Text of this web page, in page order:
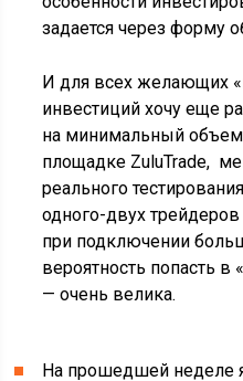
задается через форму
И для всех желающих
инвестиций хочу еще
на минимальный объем
площадке ZuluTrade,
реального
одного-двух
при подключении
вероятность попасть в
— очень велика.
На прошедшей неделе